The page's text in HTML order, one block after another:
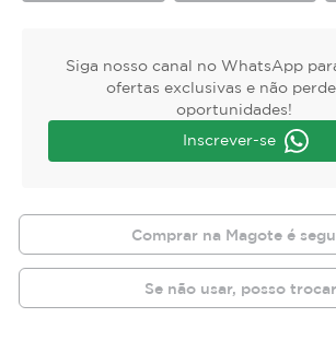
Siga nosso canal no WhatsApp
ofertas exclusivas e não
oportunidades!
Inscrever-se
Comprar na Magote é
Se não usar, posso